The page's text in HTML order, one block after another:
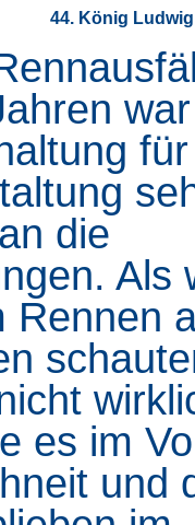
44. König
die
Als
Rennen
es im
und